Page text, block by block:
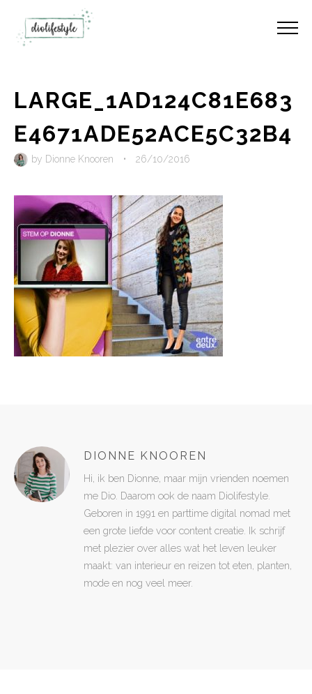
LARGE_1AD124C81E683
E4671ADE52ACE5C32B4
by Dionne Knooren • 26/10/2016
DIONNE KNOOREN
Hi, ik ben Dionne, maar mijn vrienden noemen
me Dio. Daarom ook de naam Diolifestyle.
Geboren in 1991 en parttime digital nomad met
een grote liefde voor content creatie. Ik schrijf
met plezier over alles wat het leven leuker
maakt: van interieur en reizen tot eten, planten,
mode en nog veel meer.